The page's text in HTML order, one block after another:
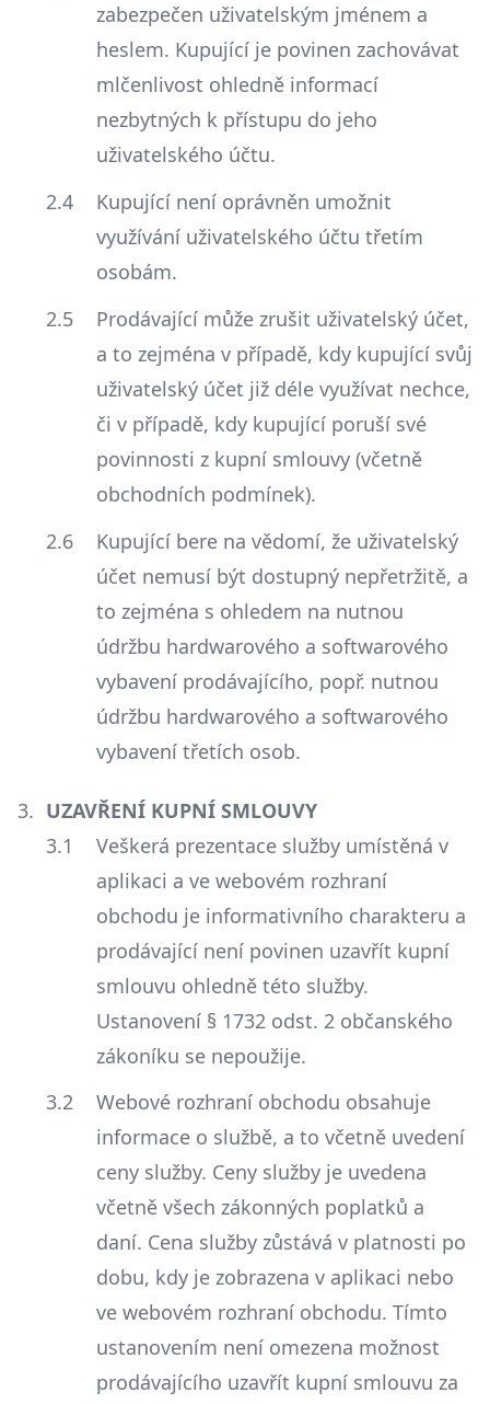
zabezpečen uživatelským jménem a
heslem. Kupující je povinen zachovávat
mlčenlivost ohledně informací
nezbytných k přístupu do jeho
uživatelského účtu.
Kupující není oprávněn umožnit
využívání uživatelského účtu třetím
osobám.
Prodávající může zrušit uživatelský účet,
a to zejména v případě, kdy kupující svůj
uživatelský účet již déle využívat nechce,
či v případě, kdy kupující poruší své
povinnosti z kupní smlouvy (včetně
obchodních podmínek).
Kupující bere na vědomí, že uživatelský
účet nemusí být dostupný nepřetržitě, a
to zejména s ohledem na nutnou
údržbu hardwarového a softwarového
vybavení prodávajícího, popř. nutnou
údržbu hardwarového a softwarového
vybavení třetích osob.
UZAVŘENÍ KUPNÍ SMLOUVY
Veškerá prezentace služby umístěná v
aplikaci a ve webovém rozhraní
obchodu je informativního charakteru a
prodávající není povinen uzavřít kupní
smlouvu ohledně této služby.
Ustanovení § 1732 odst. 2 občanského
zákoníku se nepoužije.
Webové rozhraní obchodu obsahuje
informace o službě, a to včetně uvedení
ceny služby. Ceny služby je uvedena
včetně všech zákonných poplatků a
daní. Cena služby zůstává v platnosti po
dobu, kdy je zobrazena v aplikaci nebo
ve webovém rozhraní obchodu. Tímto
ustanovením není omezena možnost
prodávajícího uzavřít kupní smlouvu za